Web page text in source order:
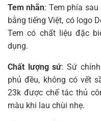
Tem nhãn: Tem phía
bằng tiếng Việt, có logo
Tem có chất liệu đặc
dụng.
Chất lượng sứ: Sứ
phủ đều, không có vết
23k được chế tác thủ
màu khi lau chùi nhẹ.